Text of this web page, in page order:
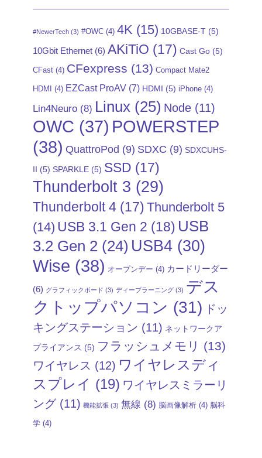
#NewerTech (3) #OWC (4) 4K (15) 10GBASE-T (5)
10Gbit Ethernet (6) AKiTiO (17) Cast Go (5)
CFast (4) CFexpress (13) Compact Mate2
HDMI (4) EZCast ProAV (7) HDMI (5) iPhone (4)
Lin4Neuro (8) Linux (25) Node (11)
OWC (37) POWERSTEP
(38) QuattroPod (9) SDXC (9) SDXCUHS-
II (5) SPARKLE (5) SSD (17)
Thunderbolt 3 (29)
Thunderbolt 4 (17) Thunderbolt 5
(14) USB 3.1 Gen 2 (18) USB
3.2 Gen 2 (24) USB4 (30)
Wise (38) オープンデー (4) カードリーダー
(6) グラフィックボード (3) ディープラーニング (3) デス
クトップパソコン (31) ドッ
キングステーション (11) ネットワークア
プライアンス (5) フラッシュメモリ (13)
ワイヤレス (12) ワイヤレスディ
スプレイ (19) ワイヤレスミラーリ
ング(11) 機能拡張 (3) 無線 (8) 脳画像解析 (4) 脳科
学 (4)